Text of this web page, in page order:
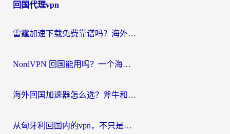
回国代理vpn
雷霆加速下载免费靠谱吗？海外党选回国加速器的避坑指南（附热门工具对比）
NordVPN 回国能用吗？一个海外用户必须面对的真实困境
海外回国加速器怎么选？斧牛和海龟哪个好？一篇帮你避开坑的实用指南
从匈牙利回国内的vpn，不只是为了刷剧那么简单